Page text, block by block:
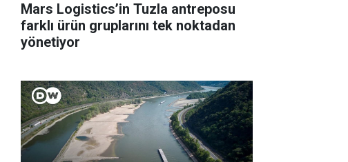
Mars Logistics’in Tuzla antreposu
farklı ürün gruplarını tek noktadan
yönetiyor